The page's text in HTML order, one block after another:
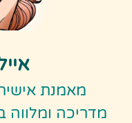
מאמנת
מדריכה